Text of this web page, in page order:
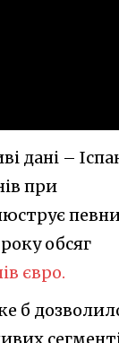
дані –
при
обсяг
євро.
б